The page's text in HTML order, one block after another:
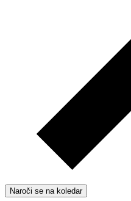
Naroči se na koledar